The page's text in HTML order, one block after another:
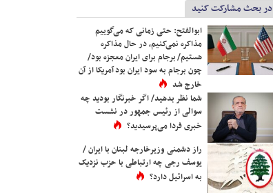
در بحث مشارکت کنید
ابوالفتح: حتی زمانی که می‌گوییم
مذاکره نمی‌کنیم، در حال مذاکره
هستیم/ برجام برای ایران معجزه بود/
چون برجام به سود ایران بود آمریکا از آن
خارج شد
شما نظر بدهید/ اگر خبرنگار بودید چه
سوالی از رئیس جمهور در نشست
خبری فردا می‌پرسیدید؟
راز دشمنی وزیرخارجه لبنان با ایران /
یوسف رجی چه ارتباطی با حزب نزدیک
به اسرائیل دارد؟